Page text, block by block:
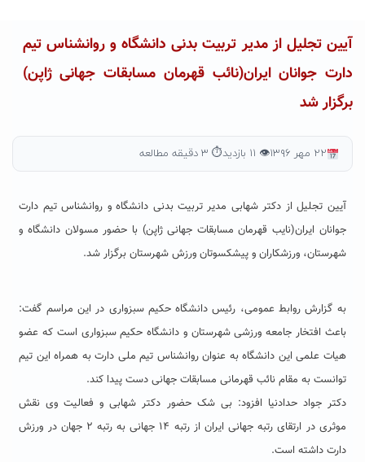
آیین تجلیل از مدیر تربیت بدنی دانشگاه و روانشناس تیم
دارت جوانان ایران(نائب قهرمان مسابقات جهانی ژاپن)
برگزار شد
۲۲ مهر ۱۳۹۶ 👁 ۱۱ بازدید ⏱ ۳ دقیقه مطالعه
آیین تجلیل از دکتر شهابی مدیر تربیت بدنی دانشگاه و روانشناس تیم دارت
جوانان ایران(نایب قهرمان مسابقات جهانی ژاپن) با حضور مسولان دانشگاه و
شهرستان، ورزشکاران و پیشکسوتان ورزش شهرستان برگزار شد.
به گزارش روابط عمومی، رئیس دانشگاه حکیم سبزواری در این مراسم گفت:
باعث افتخار جامعه ورزشی شهرستان و دانشگاه حکیم سبزواری است که عضو
هیات علمی این دانشگاه به عنوان روانشناس تیم ملی دارت به همراه این تیم
توانست به مقام نائب قهرمانی مسابقات جهانی دست پیدا کند.
دکتر جواد حدادنیا افزود: بی شک حضور دکتر شهابی و فعالیت وی نقش
موثری در ارتقای رتبه جهانی ایران از رتبه ۱۴ جهانی به رتبه ۲ جهان در ورزش
دارت داشته است.